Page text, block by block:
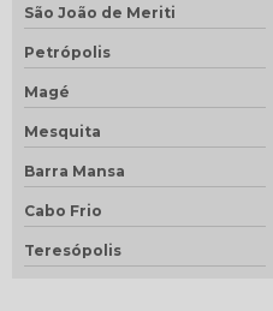
São João de Meriti
Petrópolis
Magé
Mesquita
Barra Mansa
Cabo Frio
Teresópolis